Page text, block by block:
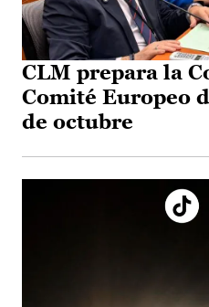
CLM prepara la
Comité Europeo
de octubre